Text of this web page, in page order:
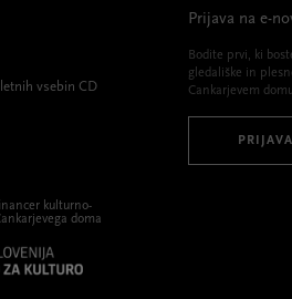
vsebin CD
Prijava na e-
Bodite prvi, ki
gledališke in
Cankarjevem
PRIJAVA
kulturno-
doma